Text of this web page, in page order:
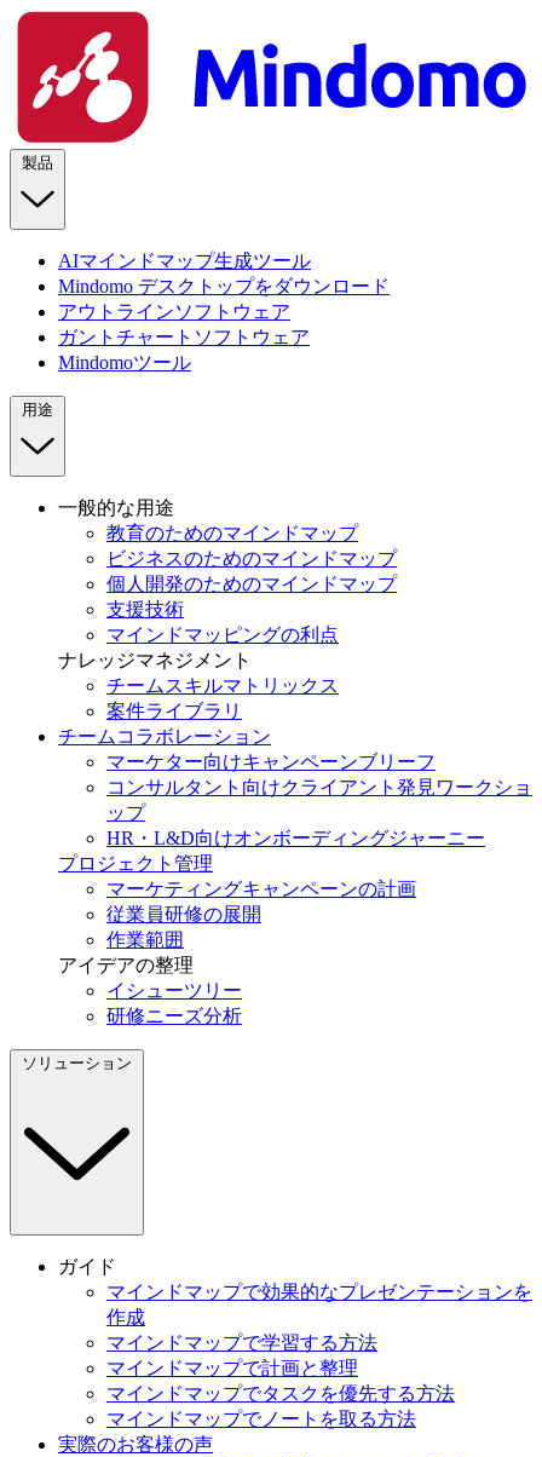
製品
AIマインドマップ生成ツール
Mindomo デスクトップをダウンロード
アウトラインソフトウェア
ガントチャートソフトウェア
Mindomoツール
用途
一般的な用途
教育のためのマインドマップ
ビジネスのためのマインドマップ
個人開発のためのマインドマップ
支援技術
マインドマッピングの利点
ナレッジマネジメント
チームスキルマトリックス
案件ライブラリ
チームコラボレーション
マーケター向けキャンペーンブリーフ
コンサルタント向けクライアント発見ワークショ
ップ
HR・L&D向けオンボーディングジャーニー
プロジェクト管理
マーケティングキャンペーンの計画
従業員研修の展開
作業範囲
アイデアの整理
イシューツリー
研修ニーズ分析
ソリューション
ガイド
マインドマップで効果的なプレゼンテーションを
作成
マインドマップで学習する方法
マインドマップで計画と整理
マインドマップでタスクを優先する方法
マインドマップでノートを取る方法
実際のお客様の声